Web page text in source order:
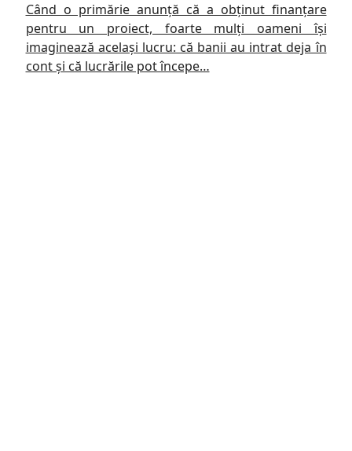
Când o primărie anunță că a obținut finanțare
pentru un proiect, foarte mulți oameni își
imaginează același lucru: că banii au intrat deja în
cont și că lucrările pot începe…